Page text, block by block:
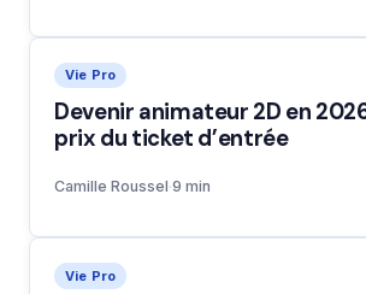
Vie Pro
Devenir animateur 2D en
prix du ticket d’entrée
Camille Roussel·9 min
Vie Pro